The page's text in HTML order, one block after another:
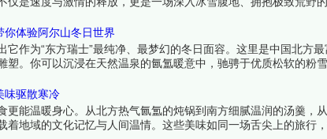
你体验阿尔山冬日世界
作为“东方瑞士”最纯净、最梦幻的冬日面容。这里是中国北方
塑。你可以沉浸在天然温泉的氤氲暖意中，驰骋于优质松软的粉
地质奇观、温泉疗愈与边境风情于一体的童话世界。下面跟着
味驱散寒冷
更能温暖身心。从北方热气氤氲的炖锅到南方细腻温润的汤羹，
着地域的文化记忆与人间温情。这些美味如同一场舌尖上的旅行